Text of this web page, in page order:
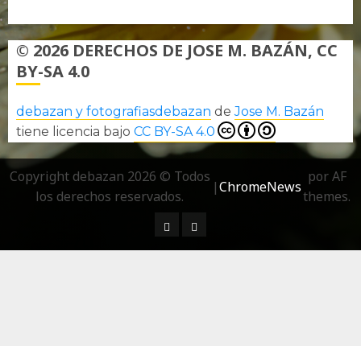
© 2026 DERECHOS DE JOSE M. BAZÁN, CC
BY-SA 4.0
debazan y fotografiasdebazan deJose M. Bazán
tiene licencia bajo CC BY-SA 4.0
Copyright debazan 2026 © Todos
los derechos reservados.
|ChromeNews
por AF
themes.
¿ Quién soy…?
Más información sobre las